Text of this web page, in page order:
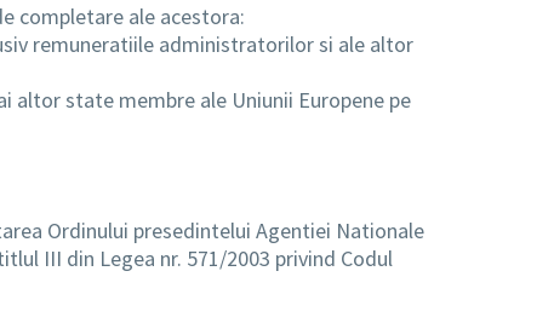
completare ale acestora:
remuneratiile administratorilor si ale altor
altor state membre ale Uniunii Europene pe
Ordinului presedintelui Agentiei Nationale
III din Legea nr. 571/2003 privind Codul